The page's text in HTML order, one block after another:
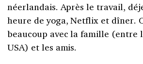
néerlandais. Après le travail,
heure de yoga, Netflix et dîner.
beaucoup avec la famille (entre
USA) et les amis.